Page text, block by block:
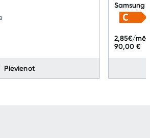
Pievienot
Samsung
90,00 €
2,85€/